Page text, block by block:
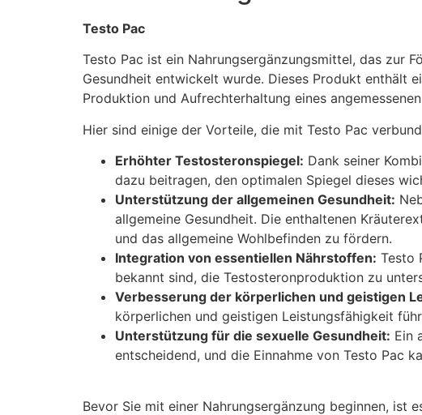
Testo Pac
Testo Pac ist ein Nahrungsergänzungsmittel, das zur
Gesundheit entwickelt wurde. Dieses Produkt enthält
Produktion und Aufrechterhaltung eines
Hier sind einige der Vorteile, die mit Testo Pac
Erhöhter Testosteronspiegel: Dank seiner
dazu beitragen, den optimalen Spiegel dieses
Unterstützung der allgemeinen Gesundheit:
allgemeine Gesundheit. Die enthaltenen
und das allgemeine Wohlbefinden zu fördern.
Integration von essentiellen Nährstoffen: Testo
bekannt sind, die Testosteronproduktion zu
Verbesserung der körperlichen und geistigen
körperlichen und geistigen Leistungsfähigkeit
Unterstützung für die sexuelle Gesundheit: Ein
entscheidend, und die Einnahme von Testo Pac
Bevor Sie mit einer Nahrungsergänzung beginnen, ist